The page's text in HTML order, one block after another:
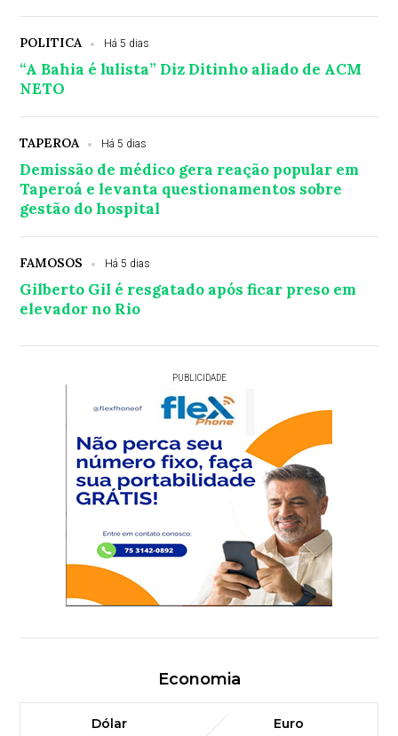
POLITICA Há 5 dias
“A Bahia é lulista” Diz Ditinho aliado de ACM
NETO
TAPEROA Há 5 dias
Demissão de médico gera reação popular em
Taperoá e levanta questionamentos sobre
gestão do hospital
FAMOSOS Há 5 dias
Gilberto Gil é resgatado após ficar preso em
elevador no Rio
PUBLICIDADE
Economia
Dólar Euro